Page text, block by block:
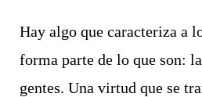
Hay algo que caracteriza a
forma parte de lo que son:
gentes. Una virtud que se